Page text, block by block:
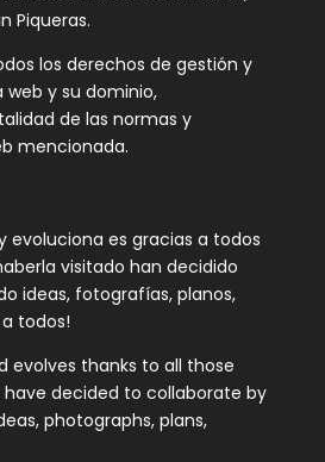
Piqueras.
los derechos de gestión y
web y su dominio,
de las normas y
mencionada.
evoluciona es gracias a todos
visitado han decidido
ideas, fotografías, planos,
todos!
evolves thanks to all those
decided to collaborate by
photographs, plans,